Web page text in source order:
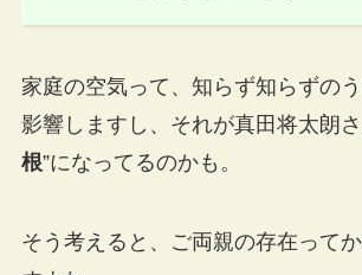
家庭の空気って、知らず知らずの
影響しますし、それが真田将太朗
根”になってるのかも。
そう考えると、ご両親の存在って